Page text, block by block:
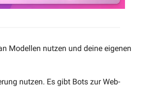
Modellen nutzen und deine eigenen
nutzen. Es gibt Bots zur Web-